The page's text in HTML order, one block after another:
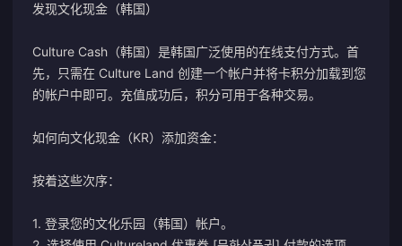
发现文化现金（韩国）
Culture Cash（韩国）是韩国广泛使用的在线支付方式。首
先，只需在 Culture Land 创建一个帐户并将卡积分加载到您
的帐户中即可。充值成功后，积分可用于各种交易。
如何向文化现金（KR）添加资金：
按着这些次序：
1. 登录您的文化乐园（韩国） 帐户。